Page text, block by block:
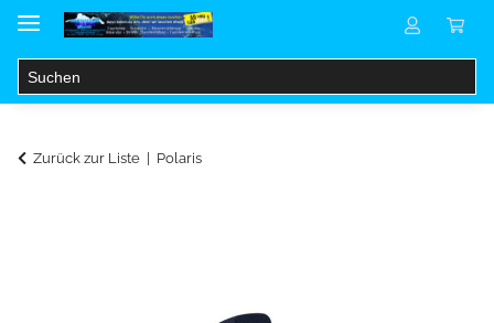
Zurück zur Liste Polaris